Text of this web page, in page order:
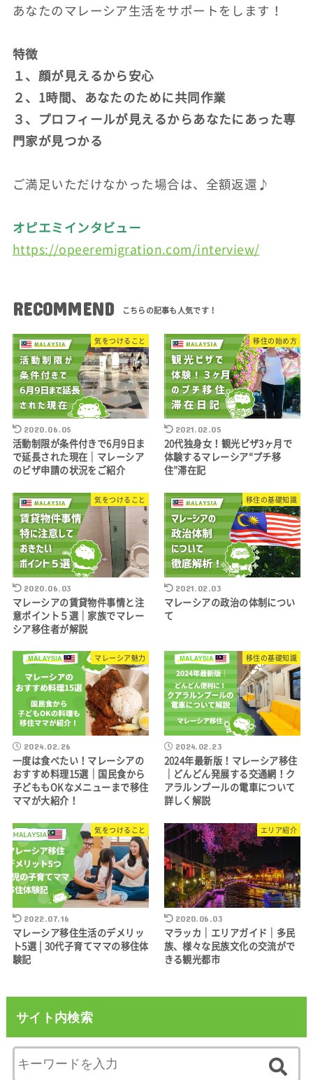
あなたのマレーシア生活をサポートをします！
特徴
１、顔が見えるから安心
２、1時間、あなたのために共同作業
３、プロフィールが見えるからあなたにあった専
門家が見つかる
ご満足いただけなかった場合は、全額返還♪
オピエミインタビュー
https://opeeremigration.com/interview/
RECOMMEND
気をつけること
2020.06.05
活動制限が条件付きで6月9日ま
で延長された現在｜マレーシア
のビザ申請の状況をご紹介
移住の始め方
2021.02.05
20代独身女！観光ビザ3ヶ月で
体験するマレーシア“プチ移
住”滞在記
気をつけること
2020.06.03
マレーシアの賃貸物件事情と注
意ポイント５選｜家族でマレー
シア移住者が解説
移住の基礎知識
2021.02.03
マレーシアの政治の体制につい
て
マレーシア魅力
2024.02.26
一度は食べたい！マレーシアの
おすすめ料理15選｜国民食から
子どももOKなメニューまで移住
ママが大紹介！
移住の基礎知識
2024.02.23
2024年最新版！マレーシア移住
｜どんどん発展する交通網！ク
アラルンプールの電車について
詳しく解説
気をつけること
2022.07.16
マレーシア移住生活のデメリッ
ト5選 | 30代子育てママの移住体
験記
エリア紹介
2020.06.03
マラッカ｜エリアガイド｜多民
族、様々な民族文化の交流がで
きる観光都市
サイト内検索